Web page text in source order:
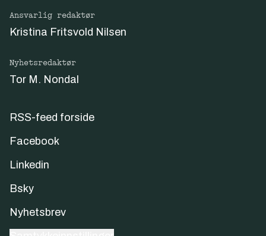
Ansvarlig redaktør
Kristina Fritsvold Nilsen
Nyhetsredaktør
Tor M. Nondal
RSS-feed forside
Facebook
Linkedin
Bsky
Nyhetsbrev